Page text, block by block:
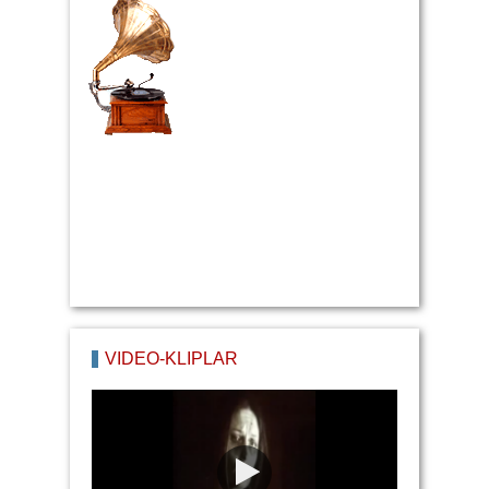
VİDEO-KLİPLAR